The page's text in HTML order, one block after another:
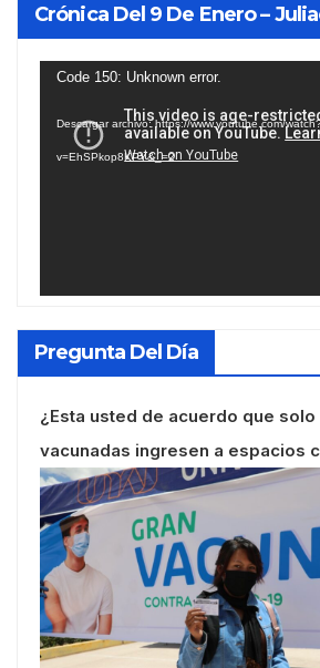
Crónica Del 9 De Enero –
Reproductor
vídeo
Code 150: Unknown error.
Descargar archivo: https://www.youtube.com/
v=EhSPkop8KPY&_=2
Pregunta Del Día
¿Esta usted de acuerdo que
vacunadas ingresen a espacios